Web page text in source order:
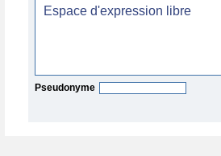
Pseudonyme